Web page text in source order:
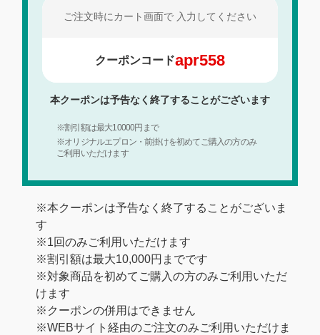
ご注文時にカート画面で 入力してください
クーポンコードapr558
本クーポンは予告なく終了することがございます
※割引額は最大10000円まで
※オリジナルエプロン・前掛けを初めてご購入の方のみ
ご利用いただけます
※本クーポンは予告なく終了することがございま
す
※1回のみご利用いただけます
※割引額は最大10,000円までです
※対象商品を初めてご購入の方のみご利用いただ
けます
※クーポンの併用はできません
※WEBサイト経由のご注文のみご利用いただけま